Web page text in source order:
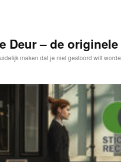
Deur – de
maken dat je niet gestoord wilt